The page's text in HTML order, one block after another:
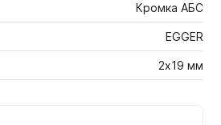
Кромка АБС
EGGER
2х19 мм